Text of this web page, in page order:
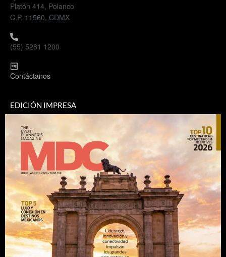
Platón 414, Polanco
C.P. 11560, CDMX
(55) 5281 1200
Contáctanos
EDICIÓN IMPRESA